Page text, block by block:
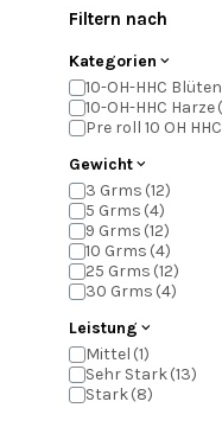
Filtern nach
Kategorien
10-OH-HHC Blüten
10-OH-HHC Harze
Pre roll 10 OH HHC
Gewicht
3 Grms
5 Grms
9 Grms
10 Grms
25 Grms
30 Grms
Leistung
Mittel
Sehr Stark
Stark